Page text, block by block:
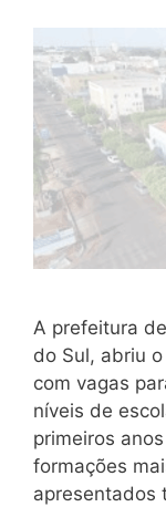
A prefeitura
do Sul, abriu
com vagas
níveis de
primeiros
formações
apresentados